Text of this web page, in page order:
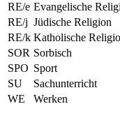
RE/e Evangelische
RE/j Jüdische Religion
RE/k Katholische
SOR Sorbisch
SPO Sport
SU
Sachunterricht
WE
Werken